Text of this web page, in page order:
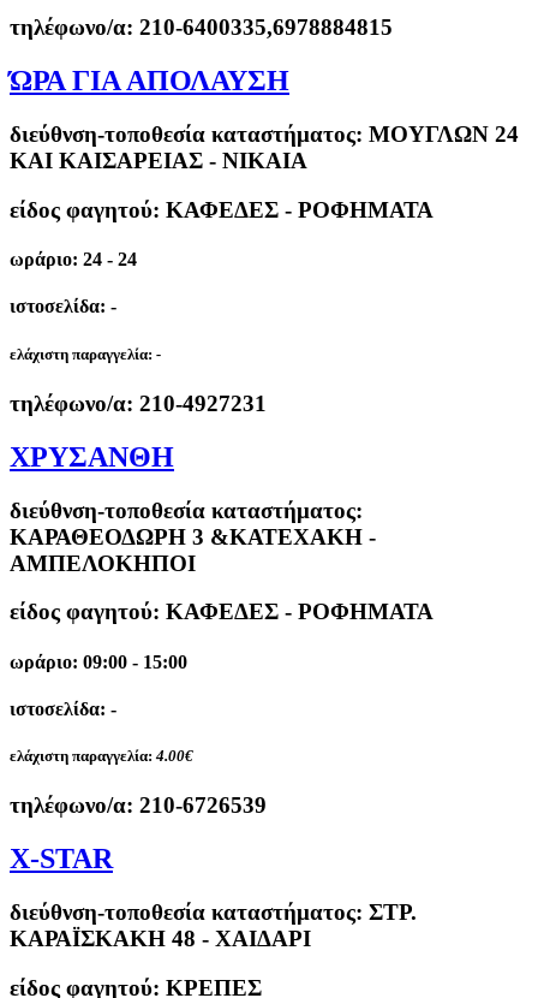
τηλέφωνο/α: 210-6400335,6978884815
ΏΡΑ ΓΙΑ ΑΠΟΛΑΥΣΗ
διεύθνση-τοποθεσία καταστήματος: ΜΟΥΓΛΩΝ 24
ΚΑΙ ΚΑΙΣΑΡΕΙΑΣ - ΝΙΚΑΙΑ
είδος φαγητού: ΚΑΦΕΔΕΣ - ΡΟΦΗΜΑΤΑ
ωράριο: 24 - 24
ιστοσελίδα: -
ελάχιστη παραγγελία: -
τηλέφωνο/α: 210-4927231
ΧΡΥΣΑΝΘΗ
διεύθνση-τοποθεσία καταστήματος:
ΚΑΡΑΘΕΟΔΩΡΗ 3 &ΚΑΤΕΧΑΚΗ -
ΑΜΠΕΛΟΚΗΠΟΙ
είδος φαγητού: ΚΑΦΕΔΕΣ - ΡΟΦΗΜΑΤΑ
ωράριο: 09:00 - 15:00
ιστοσελίδα: -
ελάχιστη παραγγελία: 4.00€
τηλέφωνο/α: 210-6726539
X-STAR
διεύθνση-τοποθεσία καταστήματος: ΣΤΡ.
ΚΑΡΑΪΣΚΑΚΗ 48 - ΧΑΙΔΑΡΙ
είδος φαγητού: ΚΡΕΠΕΣ